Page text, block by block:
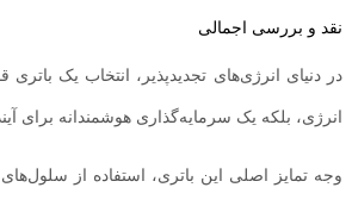
نقد و بررسی اجمالی
در دنیای انرژی‌های تجدیدپذیر، انتخاب یک
انرژی، بلکه یک سرمایه‌گذاری هوشمندانه برای